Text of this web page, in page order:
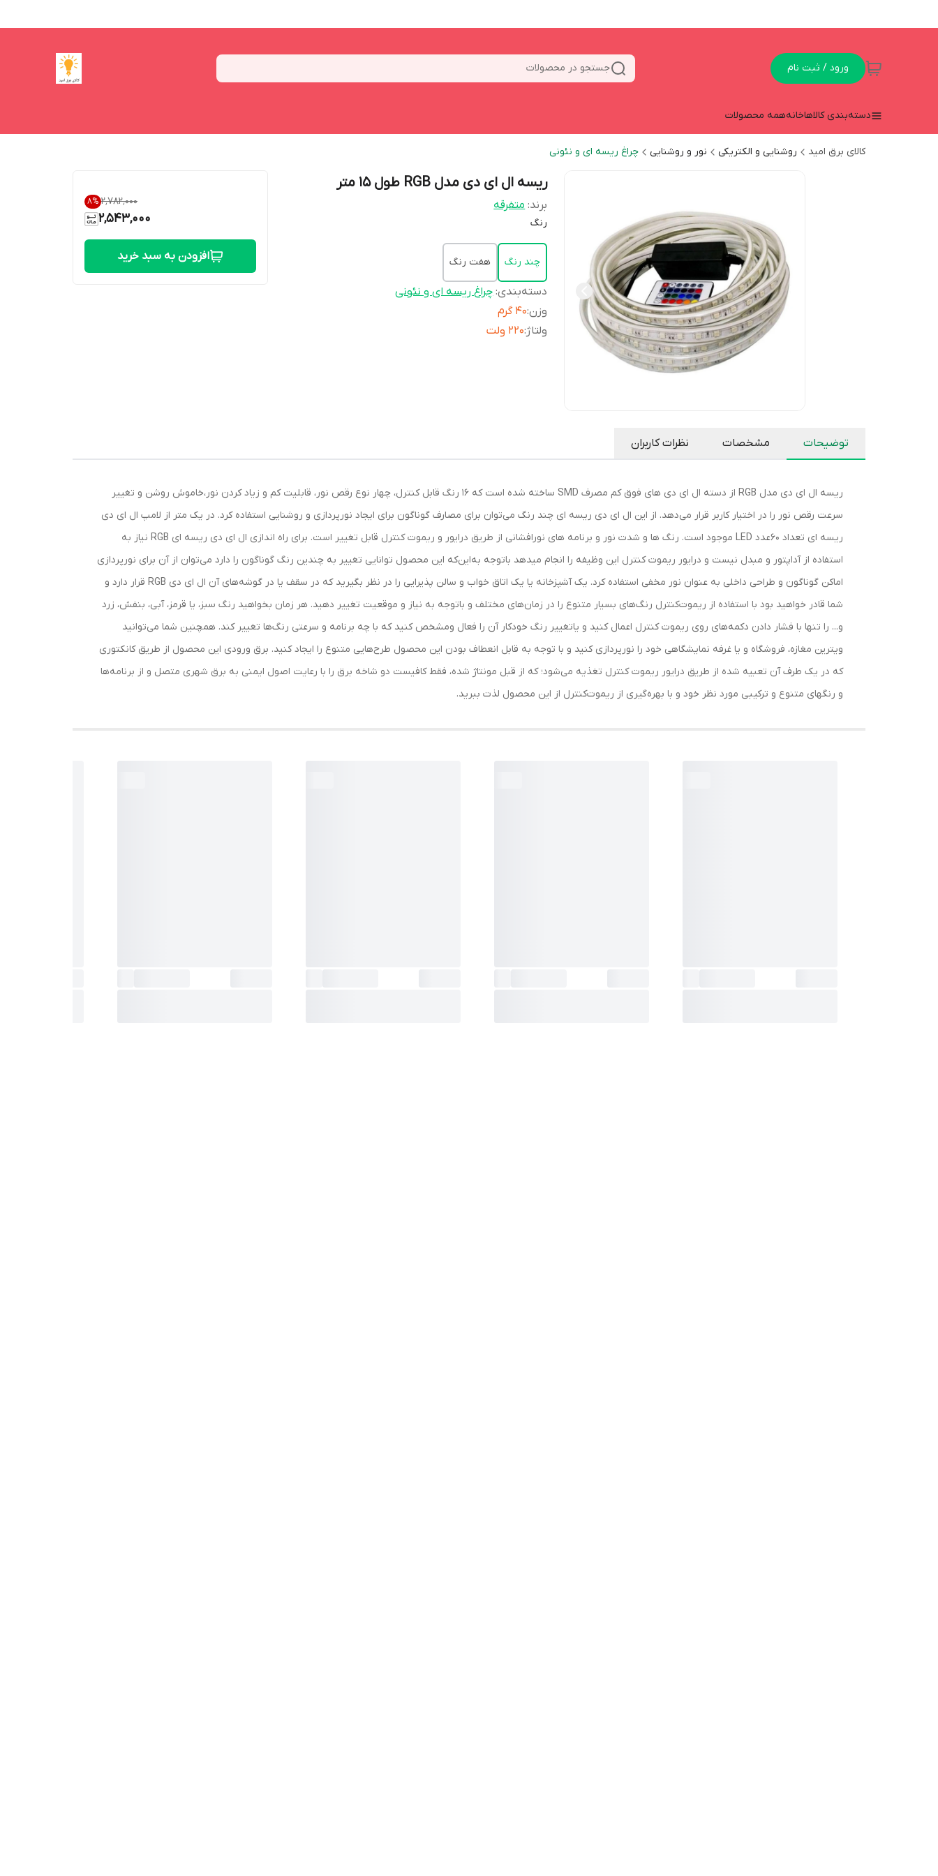
ورود / ثبت نام جستجو در محصولات
دسته‌بندی کالاهاخانههمه محصولات
کالای برق امید روشنایی و الکتریکی نور و روشنایی چراغ ریسه ای و نئونی
ریسه ال ای دی مدل RGB طول 15 متر
برند: متفرقه
رنگ
چند رنگ هفت رنگ
دسته‌بندی:چراغ ریسه ای و نئونی
وزن:40 گرم
ولتاژ:220 ولت
۲٬۷۸۲٬۰۰۰ 8%
2,543,000
افزودن به سبد خرید
توضیحات مشخصات نظرات کاربران
ریسه ال ای دی مدل RGB از دسته ال ای دی های فوق کم مصرف SMD ساخته شده است که 16 رنگ قابل کنترل، چهار نوع رقص نور، قابلیت کم و زیاد کردن نور،خاموش روشن و تغییر
سرعت رقص نور را در اختیار کاربر قرار می‌دهد. از این ال ای دی ریسه ای چند رنگ می‌توان برای مصارف گوناگون برای ایجاد نورپردازی و روشنایی استفاده کرد. در یک متر از لامپ ال ای دی
ریسه ای تعداد 60عدد LED موجود است. رنگ ها و شدت نور و برنامه های نورافشانی از طریق درایور و ریموت کنترل قابل تغییر است. برای راه اندازی ال ای دی ریسه ای RGB نیاز به
استفاده از آداپتور و مبدل نیست و درایور ریموت کنترل این وظیفه را انجام میدهد باتوجه به‌این‌که این محصول توانایی تغییر به چندین رنگ گوناگون را دارد می‌توان از آن برای نورپردازی
اماکن گوناگون و طراحی داخلی به عنوان نور مخفی استفاده کرد. یک آشپزخانه یا یک اتاق خواب و سالن پذیرایی را در نظر بگیرید که در سقف یا در گوشه‌های آن ال ای دی RGB قرار دارد و
شما قادر خواهید بود با استفاده از ریموت‌کنترل رنگ‌های بسیار متنوع را در زمان‌های مختلف و باتوجه به نیاز و موقعیت تغییر دهید. هر زمان بخواهید رنگ سبز، یا قرمز، آبی، بنفش، زرد
و... را تنها با فشار دادن دکمه‌های روی ریموت کنترل اعمال کنید و یاتغییر رنگ خودکار آن را فعال ومشخص کنید که با چه برنامه و سرعتی رنگ‌ها تغییر کند. همچنین شما می‌توانید
ویترین مغازه، فروشگاه و یا غرفه نمایشگاهی خود را نورپردازی کنید و با توجه به قابل انعطاف بودن این محصول طرح‌هایی متنوع را ایجاد کنید. برق ورودی این محصول از طریق کانکتوری
که در یک طرف آن تعبیه شده از طریق درایور ریموت کنترل تغذیه می‌شود؛ که از قبل مونتاژ شده، فقط کافیست دو شاخه برق را با رعایت اصول ایمنی به برق شهری متصل و از برنامه‌ها
و رنگهای متنوع و ترکیبی مورد نظر خود و با بهره‌گیری از ریموت‌کنترل از این محصول لذت ببرید.